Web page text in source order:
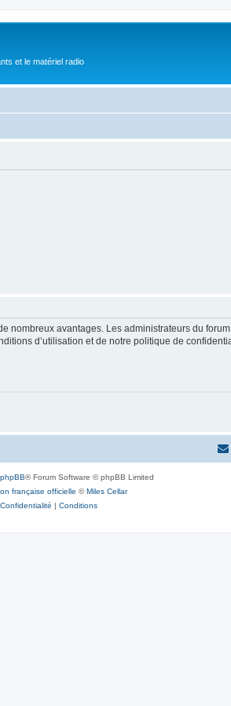
et le matériel radio
nombreux avantages. Les administrateurs du
d’utilisation et de notre politique de
phpBB® Forum Software © phpBB Limited
française officielle ©Miles Cellar
Confidentialité | Conditions